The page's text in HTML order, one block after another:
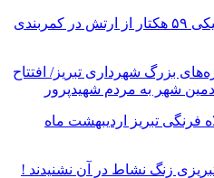
آماده‌سازی نقشه‌های تفکیکی ۵۹ هکتار از ارتش در کمربندی
بزرگ شهرداری تبریز/ افتتاح
شهر به مردم شهیدپرور
فرنگی تبریز اردیبهشت ماه
زنگ نشاط در آن نشنیدند !